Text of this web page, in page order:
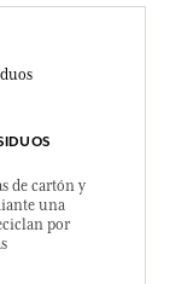
de cartón y
una
por